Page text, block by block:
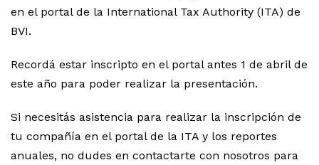
en el portal de la International Tax Authority (ITA) de
BVI.
Recordá estar inscripto en el portal antes 1 de abril de
este año para poder realizar la presentación.
Si necesitás asistencia para realizar la inscripción de
tu compañía en el portal de la ITA y los reportes
anuales, no dudes en contactarte con nosotros para